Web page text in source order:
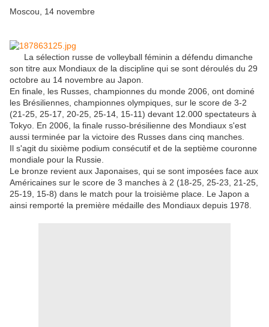
Moscou, 14 novembre
La sélection russe de volleyball féminin a défendu dimanche
son titre aux Mondiaux de la discipline qui se sont déroulés du 29
octobre au 14 novembre au Japon.
En finale, les Russes, championnes du monde 2006, ont dominé
les Brésiliennes, championnes olympiques, sur le score de 3-2
(21-25, 25-17, 20-25, 25-14, 15-11) devant 12.000 spectateurs à
Tokyo. En 2006, la finale russo-brésilienne des Mondiaux s'est
aussi terminée par la victoire des Russes dans cinq manches.
Il s'agit du sixième podium consécutif et de la septième couronne
mondiale pour la Russie.
Le bronze revient aux Japonaises, qui se sont imposées face aux
Américaines sur le score de 3 manches à 2 (18-25, 25-23, 21-25,
25-19, 15-8) dans le match pour la troisième place. Le Japon a
ainsi remporté la première médaille des Mondiaux depuis 1978.